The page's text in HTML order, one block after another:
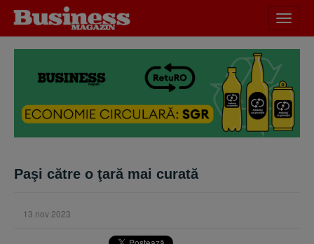
meniu
Paşi către o ţară mai curată
13 nov 2023